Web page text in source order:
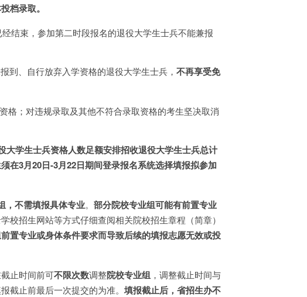
档录取。
结束，参加第二时段报名的退役大学生士兵不能兼报
到、自行放弃入学资格的退役大学生士兵， 不再享受免
格；对违规录取及其他不符合录取资格的考生坚决取消
大学生士兵资格人数足额安排招收退役大学生士兵总计
在3月20日-3月22日期间登录报名系统选择填报拟参加
，不需填报具体专业。 部分院校专业组可能有前置专业
校招生网站等方式仔细查阅相关院校招生章程（简章）
置专业或身体条件要求而导致后续的填报志愿无效或投
止时间前可不限次数调整院校专业组 ，调整截止时间与
截止前最后一次提交的为准。 填报截止后，省招生办不